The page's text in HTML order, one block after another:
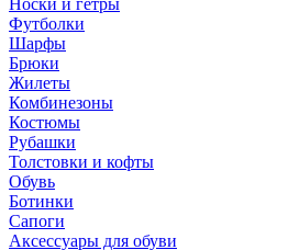
Носки и гетры
Футболки
Шарфы
Брюки
Жилеты
Комбинезоны
Костюмы
Рубашки
Толстовки и кофты
Обувь
Ботинки
Сапоги
Аксессуары для обуви